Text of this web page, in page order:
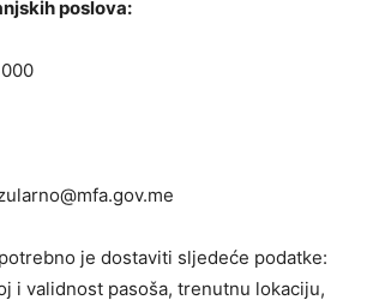
poslova:
je dostaviti sljedeće podatke:
i validnost pasoša, trenutnu lokaciju,